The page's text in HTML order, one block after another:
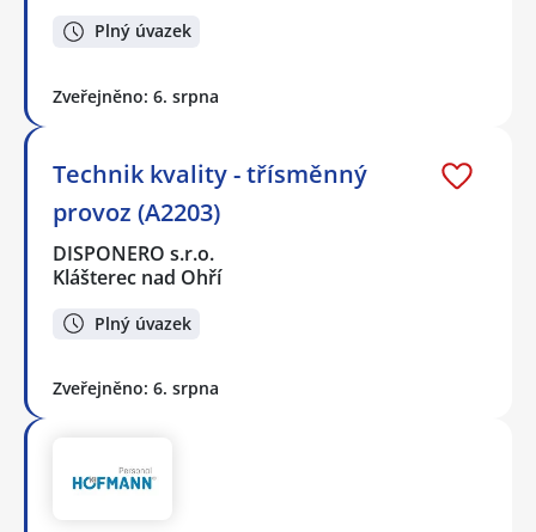
Plný úvazek
Zveřejněno: 6. srpna
Technik kvality - třísměnný
provoz (A2203)
DISPONERO s.r.o.
Klášterec nad Ohří
Plný úvazek
Zveřejněno: 6. srpna